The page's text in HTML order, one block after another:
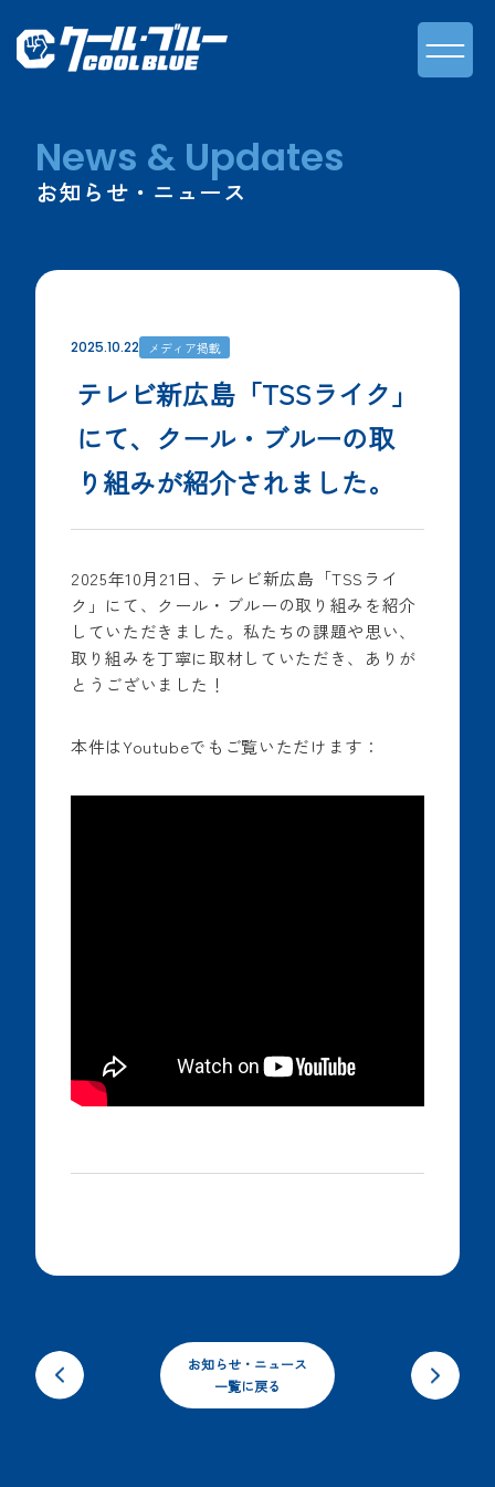
News & Updates
お知らせ・ニュース
2025.10.22 メディア掲載
テレビ新広島「TSSライク」
にて、クール・ブルーの取
り組みが紹介されました。
2025年10月21日、テレビ新広島「TSSライ
ク」にて、クール・ブルーの取り組みを紹介
していただきました。私たちの課題や思い、
取り組みを丁寧に取材していただき、ありが
とうございました！
本件はYoutubeでもご覧いただけます：
お知らせ・ニュース
一覧に戻る